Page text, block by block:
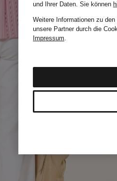
und Ihrer Daten. Sie können
Weitere Informationen zu
unsere Partner durch die
Impressum.